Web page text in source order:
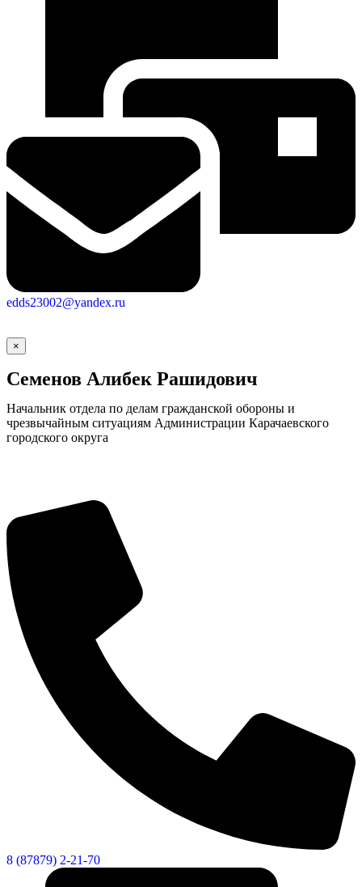
edds23002@yandex.ru
×
Семенов Алибек Рашидович
Начальник отдела по делам гражданской обороны и
чрезвычайным ситуациям Администрации Карачаевского
городского округа
8 (87879) 2-21-70